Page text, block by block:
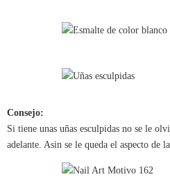
Consejo:
Si tiene unas uñas esculpidas no se le
adelante. Asin se le queda el aspecto de